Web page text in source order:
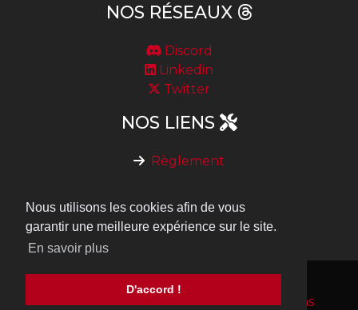
Nous utilisons les cookies afin de vous
garantir une meilleure expérience sur le site.
En savoir plus
D'accord !
NOS RÉSEAUX
Discord
Linkedin
Twitter
NOS LIENS
Règlement
Nous contacter
Notre API de vérification de vote
© Copyright, tous
droits réservés à
Conditions générales
d'utilisation-Conditions